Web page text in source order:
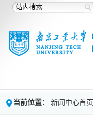
当前位置： 新闻中心首页